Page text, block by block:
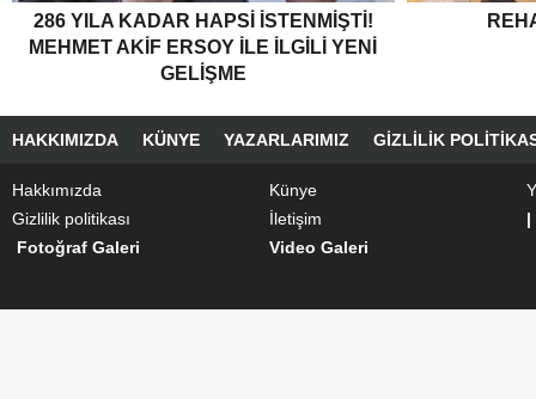
286 YILA KADAR HAPSI ISTENMIŞTI!
MEHMET AKIF ERSOY ILE ILGILI YENI
GELIŞME
HAKKIMIZDA KÜNYE YAZARLARIMIZ GIZLILIK
Hakkımızda Künye
Gizlilik politikası
İletişim
|
Fotoğraf Galeri
Video Galeri